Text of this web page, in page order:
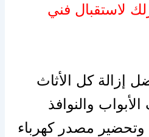
لاستقبال فني
إزالة كل الأثاث
والنوافذ
وتحضير مصدر كهرباء